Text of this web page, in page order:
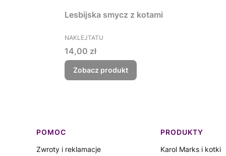
Lesbijska smycz z kotami
PRODUCENT
NAKLEJTATU
Cena
14,00 zł
Zobacz produkt
Linki w stopce
POMOC
Zwroty i reklamacje
PRODUKTY
Karol Marks i kotki